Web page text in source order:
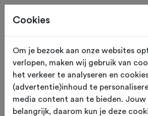
Hattem Gelderland
Toerclub
Cookies
Om je bezoek aan onze websites
verlopen, maken wij gebruik van
het verkeer te analyseren en
(advertentie)inhoud te
media content aan te bieden. Jouw
belangrijk, daarom kun je deze